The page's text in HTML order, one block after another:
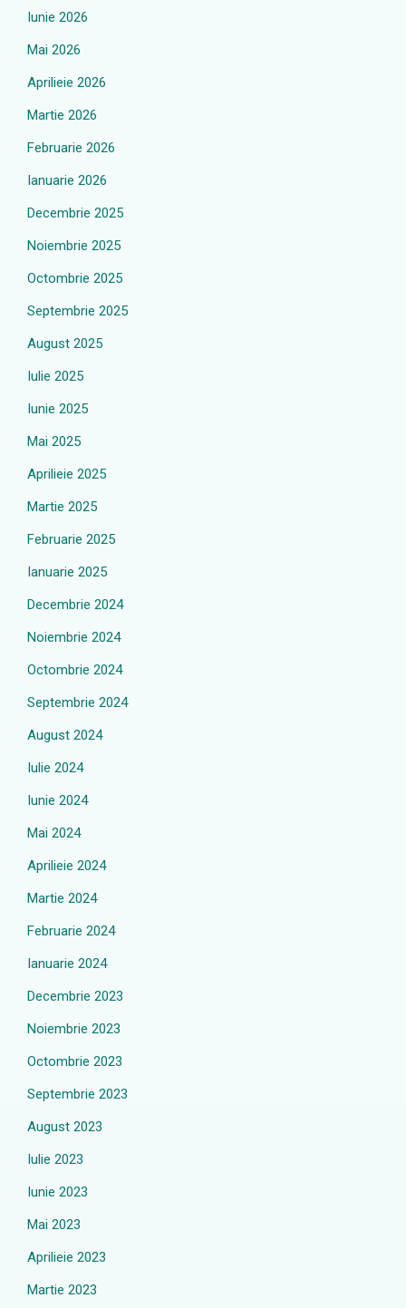
Iunie 2026
Mai 2026
Aprilieie 2026
Martie 2026
Februarie 2026
Ianuarie 2026
Decembrie 2025
Noiembrie 2025
Octombrie 2025
Septembrie 2025
August 2025
Iulie 2025
Iunie 2025
Mai 2025
Aprilieie 2025
Martie 2025
Februarie 2025
Ianuarie 2025
Decembrie 2024
Noiembrie 2024
Octombrie 2024
Septembrie 2024
August 2024
Iulie 2024
Iunie 2024
Mai 2024
Aprilieie 2024
Martie 2024
Februarie 2024
Ianuarie 2024
Decembrie 2023
Noiembrie 2023
Octombrie 2023
Septembrie 2023
August 2023
Iulie 2023
Iunie 2023
Mai 2023
Aprilieie 2023
Martie 2023